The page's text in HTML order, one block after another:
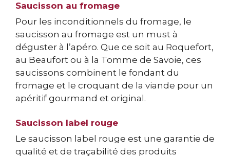
Saucisson au fromage
Pour les inconditionnels du fromage, le
saucisson au fromage est un must à
déguster à l’apéro. Que ce soit au Roquefort,
au Beaufort ou à la Tomme de Savoie, ces
saucissons combinent le fondant du
fromage et le croquant de la viande pour un
apéritif gourmand et original.
Saucisson label rouge
Le saucisson label rouge est une garantie de
qualité et de traçabilité des produits